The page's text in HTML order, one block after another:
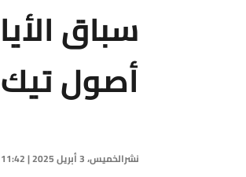
سباق
أصول
نشرالخميس، 3 أبريل 2025 | 11:42 مساءً